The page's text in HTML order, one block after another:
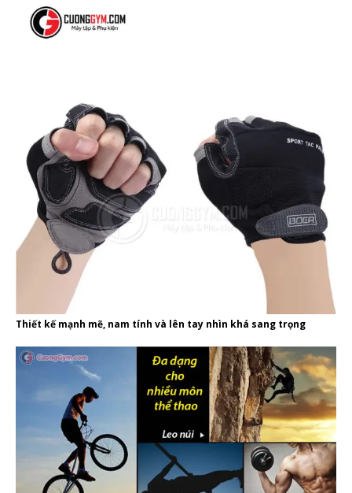
Thiết kế mạnh mẽ, nam tính và lên tay nhìn khá sang trọng